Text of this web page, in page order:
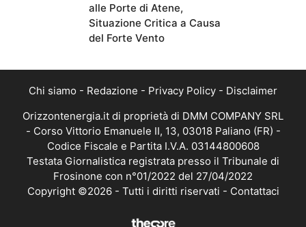
alle Porte di Atene,
Situazione Critica a Causa
del Forte Vento
Chi siamo - Redazione - Privacy Policy - Disclaimer
Orizzontenergia.it di proprietà di DMM COMPANY SRL
- Corso Vittorio Emanuele II, 13, 03018 Paliano (FR) -
Codice Fiscale e Partita I.V.A. 03144800608
Testata Giornalistica registrata presso il Tribunale di
Frosinone con n°01/2022 del 27/04/2022
Copyright ©2026 - Tutti i diritti riservati - Contattaci